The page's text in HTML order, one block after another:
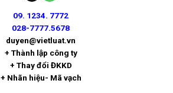
09. 1234. 7772
028-7777.5678
duyen@vietluat.vn
+ Thành lập công ty
+ Thay đổi ĐKKD
+ Nhãn hiệu- Mã vạch